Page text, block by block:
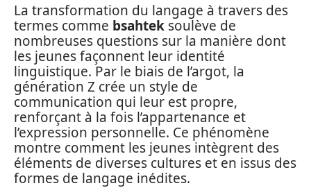
La transformation du langage à travers des
termes comme bsahtek soulève de
nombreuses questions sur la manière dont
les jeunes façonnent leur identité
linguistique. Par le biais de l’argot, la
génération Z crée un style de
communication qui leur est propre,
renforçant à la fois l’appartenance et
l’expression personnelle. Ce phénomène
montre comment les jeunes intègrent des
éléments de diverses cultures et en issus des
formes de langage inédites.